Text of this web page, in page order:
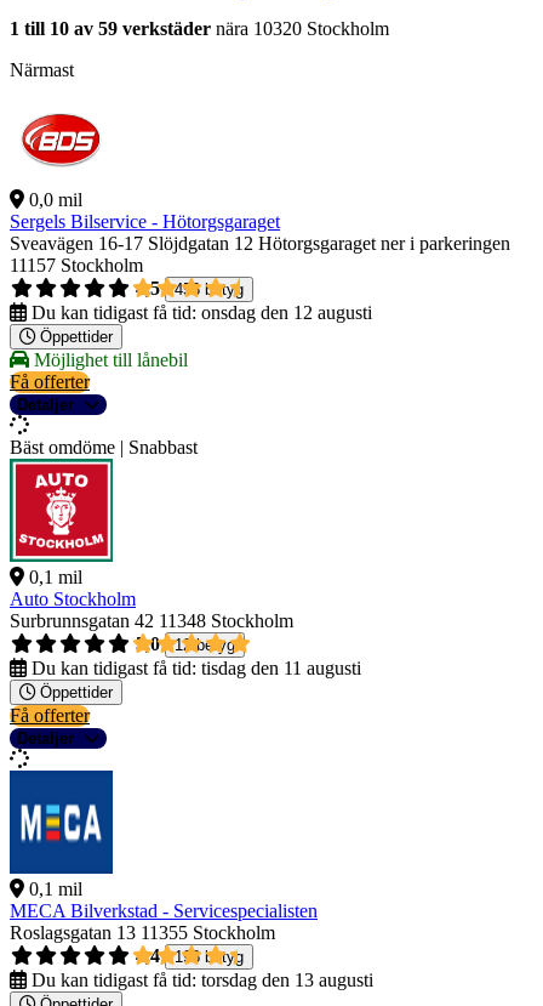
1 till 10 av 59 verkstäder nära 10320 Stockholm
Närmast
0,0 mil
Sergels Bilservice - Hötorgsgaraget
Sveavägen 16-17 Slöjdgatan 12 Hötorgsgaraget ner i parkeringen
11157 Stockholm
4,5
453 betyg
Du kan tidigast få tid: onsdag den 12 augusti
Öppettider
Möjlighet till lånebil
Få offerter
Detaljer
Bäst omdöme | Snabbast
0,1 mil
Auto Stockholm
Surbrunnsgatan 42 11348 Stockholm
5,0
12 betyg
Du kan tidigast få tid: tisdag den 11 augusti
Öppettider
Få offerter
Detaljer
0,1 mil
MECA Bilverkstad - Servicespecialisten
Roslagsgatan 13 11355 Stockholm
4,4
198 betyg
Du kan tidigast få tid: torsdag den 13 augusti